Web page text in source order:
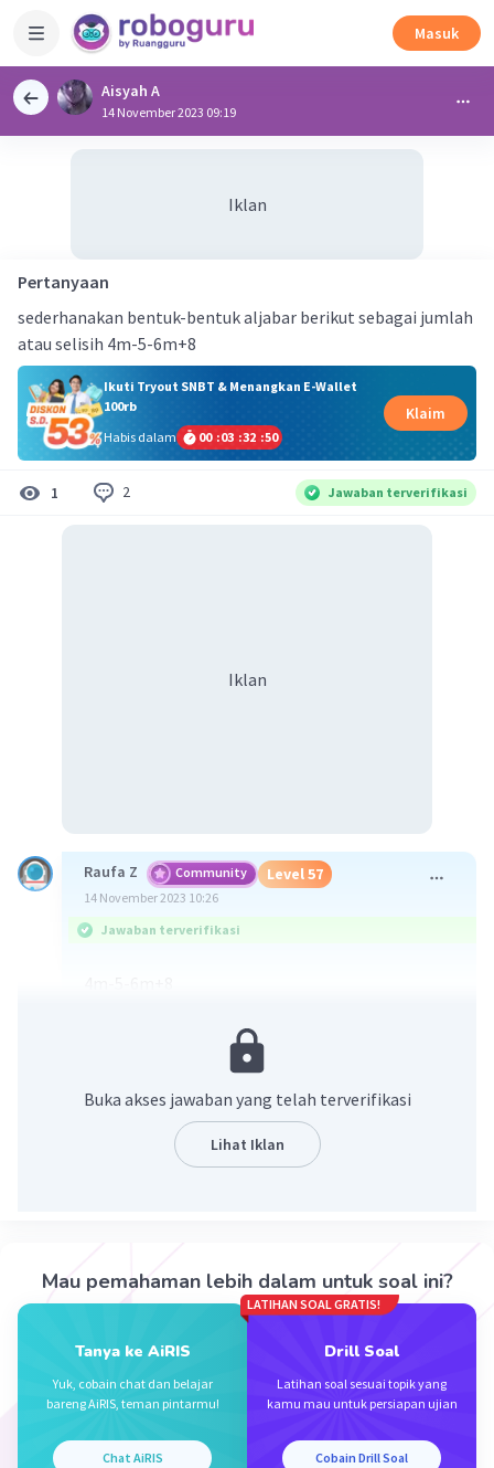
Masuk
Aisyah A
14 November 2023 09:19
Iklan
Pertanyaan
sederhanakan bentuk-bentuk aljabar berikut sebagai jumlah
atau selisih 4m-5-6m+8
Ikuti Tryout SNBT & Menangkan E-Wallet
100rb
Habis dalam
00 :03 :32 :50
Klaim
1 2 Jawaban terverifikasi
Iklan
Raufa Z Community Level 57
14 November 2023 10:26
Jawaban terverifikasi
Oleh sebab itu, bentuk sederhana dari bentuk
aljabar tersebut adalah 3-2m
Semoga membantu
Community Level 72
14 November 2023 11:15
= -2m + 3
Buka akses jawaban yang telah terverifikasi
Lihat Iklan
Mau pemahaman lebih dalam untuk soal ini?
Tanya ke AiRIS
Yuk, cobain chat dan belajar
bareng AiRIS, teman pintarmu!
Chat AiRIS
LATIHAN SOAL GRATIS!
Drill Soal
Latihan soal sesuai topik yang
kamu mau untuk persiapan ujian
Cobain Drill Soal